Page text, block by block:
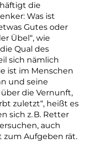
die
Was ist
Gutes oder
Übel“, wie
Qual des
sich nämlich
ist im Menschen
und seine
die Vernunft,
zuletzt“, heißt es
sich z. B. Retter
auch
Aufgeben rät.